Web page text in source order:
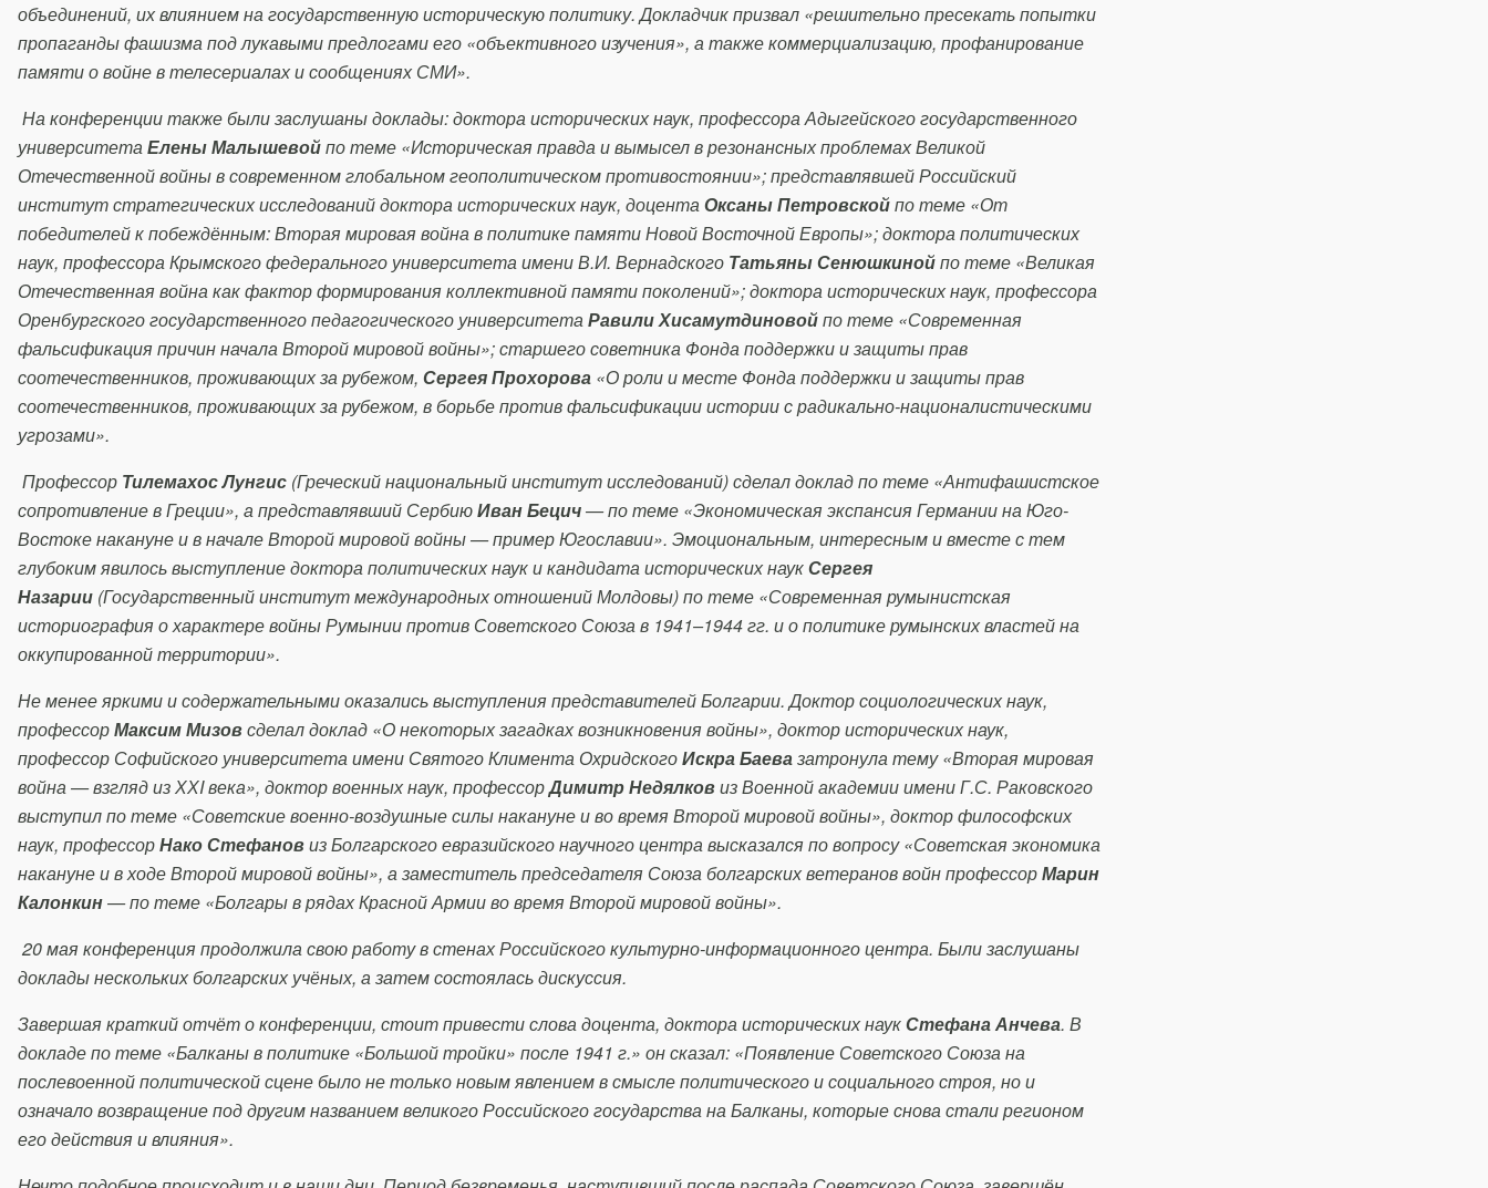
объединений, их влиянием на государственную историческую политику. Докладчик призвал «решительно пресекать попытки
пропаганды фашизма под лукавыми предлогами его «объективного изучения», а также коммерциализацию, профанирование
памяти о войне в телесериалах и сообщениях СМИ».
На конференции также были заслушаны доклады: доктора исторических наук, профессора Адыгейского государственного
университетаЕлены Малышевойпо теме «Историческая правда и вымысел в резонансных проблемах Великой
Отечественной войны в современном глобальном геополитическом противостоянии»; представлявшей Российский
институт стратегических исследований доктора исторических наук, доцентаОксаны Петровскойпо теме «От
победителей к побеждённым: Вторая мировая война в политике памяти Новой Восточной Европы»; доктора политических
наук, профессора Крымского федерального университета имени В.И. Вернадского Татьяны Сенюшкинойпо теме «Великая
Отечественная война как фактор формирования коллективной памяти поколений»; доктора исторических наук, профессора
Оренбургского государственного педагогического университетаРавили Хисамутдиновойпо теме «Современная
фальсификация причин начала Второй мировой войны»; старшего советника Фонда поддержки и защиты прав
соотечественников, проживающих за рубежом, Сергея Прохорова «О роли и месте Фонда поддержки и защиты прав
соотечественников, проживающих за рубежом, в борьбе против фальсификации истории с радикально-националистическими
угрозами».
Профессор Тилемахос Лунгис (Греческий национальный институт исследований) сделал доклад по теме «Антифашистское
сопротивление в Греции», а представлявший СербиюИван Бецич— по теме «Экономическая экспансия Германии на Юго-
Востоке накануне и в начале Второй мировой войны — пример Югославии». Эмоциональным, интересным и вместе с тем
глубоким явилось выступление доктора политических наук и кандидата исторических наукСергея
Назарии (Государственный институт международных отношений Молдовы) по теме «Современная румынистская
историография о характере войны Румынии против Советского Союза в 1941–1944 гг. и о политике румынских властей на
оккупированной территории».
Не менее яркими и содержательными оказались выступления представителей Болгарии. Доктор социологических наук,
профессорМаксим Мизовсделал доклад «О некоторых загадках возникновения войны», доктор исторических наук,
профессор Софийского университета имени Святого Климента ОхридскогоИскра Баевазатронула тему «Вторая мировая
война — взгляд из ХХI века», доктор военных наук, профессорДимитр Недялковиз Военной академии имени Г.С. Раковского
выступил по теме «Советские военно-воздушные силы накануне и во время Второй мировой войны», доктор философских
наук, профессорНако Стефановиз Болгарского евразийского научного центра высказался по вопросу «Советская экономика
накануне и в ходе Второй мировой войны», а заместитель председателя Союза болгарских ветеранов войн профессорМарин
Калонкин— по теме «Болгары в рядах Красной Армии во время Второй мировой войны».
20 мая конференция продолжила свою работу в стенах Российского культурно-информационного центра. Были заслушаны
доклады нескольких болгарских учёных, а затем состоялась дискуссия.
Завершая краткий отчёт о конференции, стоит привести слова доцента, доктора исторических наукСтефана Анчева. В
докладе по теме «Балканы в политике «Большой тройки» после 1941 г.» он сказал: «Появление Советского Союза на
послевоенной политической сцене было не только новым явлением в смысле политического и социального строя, но и
означало возвращение под другим названием великого Российского государства на Балканы, которые снова стали регионом
его действия и влияния».